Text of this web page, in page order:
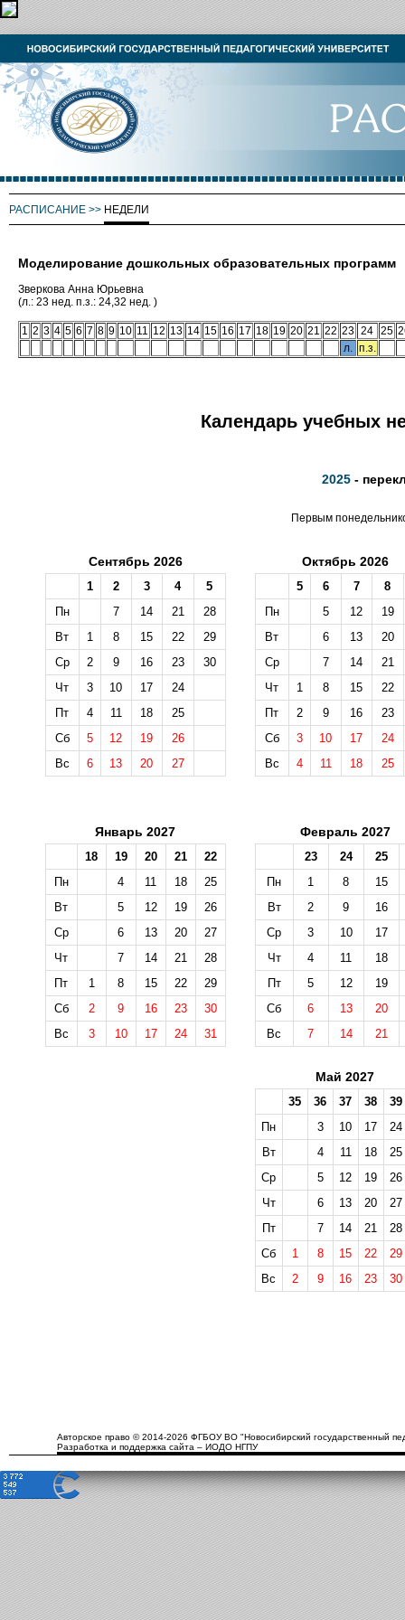
РАСПИСАНИЕ >> НЕДЕЛИ
Моделирование дошкольных образовательных программ
Зверкова Анна Юрьевна
(л.: 23 нед. п.з.: 24,32 нед. )
1 2 3 4 5 6 7 8 9 10 11 12 13 14 15 16 17 18 19 20 21 22 23 24 25
л. п.з.
Календарь учебных
2025 -
Первым
Сентябрь 2026
1 2 3 4
5
Пн
7 14 21
28
Вт
1 8 15 22
29
Ср
2 9 16 23
30
Чт
3 10 17
24
Пт
4 11 18
25
Сб
5 12 19
26
Вс
6 13 20 27
Октябрь 2026
5 6 7
8
Пн
5 12
19
Вт
6 13
20
Ср
7 14
21
Чт
1 8 15
22
Пт
2 9 16
23
Сб
3 10 17
24
Вс
4 11 18 25
Январь 2027
18 19 20 21
22
Пн
4 11 18
25
Вт
5 12 19
26
Ср
6 13 20
27
Чт
7 14 21
28
Пт
1 8 15 22
29
Сб
2 9 16 23
30
Вс
3 10 17 24 31
Февраль 2027
23 24
25
Пн
1 8
15
Вт
2 9
16
Ср
3 10
17
Чт
4 11
18
Пт
5 12
19
Сб
6 13
20
Вс
7 14 21
Май 2027
35 36 37 38
39
Пн
3 10 17
24
Вт
4 11 18
25
Ср
5 12 19
26
Чт
6 13 20
27
Пт
7 14 21
28
Сб
1 8 15 22
29
Вс
2 9 16 23 30
Авторское право © 2014-2026 ФГБОУ ВО "Новосибирский государственный
Разработка и поддержка сайта – ИОДО НГПУ